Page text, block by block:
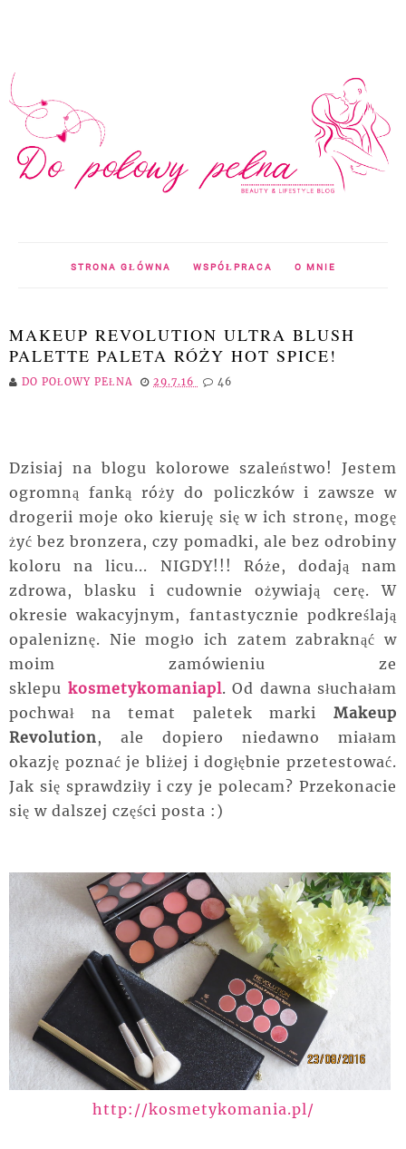
STRONA GŁÓWNA WSPÓŁPRACA O MNIE
MAKEUP REVOLUTION ULTRA BLUSH
PALETTE PALETA RÓŻY HOT SPICE!
DO POŁOWY PEŁNA 29.7.16 46
Dzisiaj na blogu kolorowe szaleństwo! Jestem
ogromną fanką róży do policzków i zawsze w
drogerii moje oko kieruję się w ich stronę, mogę
żyć bez bronzera, czy pomadki, ale bez odrobiny
koloru na licu... NIGDY!!! Róże, dodają nam
zdrowa, blasku i cudownie ożywiają cerę. W
okresie wakacyjnym, fantastycznie podkreślają
opaleniznę. Nie mogło ich zatem zabraknąć w
moim zamówieniu ze
sklepu kosmetykomaniapl. Od dawna słuchałam
pochwał na temat paletek marki Makeup
Revolution, ale dopiero niedawno miałam
okazję poznać je bliżej i dogłębnie przetestować.
Jak się sprawdziły i czy je polecam? Przekonacie
się w dalszej części posta :)
http://kosmetykomania.pl/